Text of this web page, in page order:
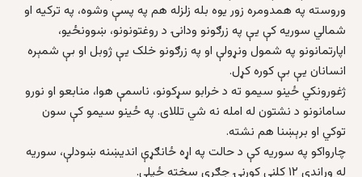
وروسته په همدومره زور يوه بله زلزله هم په پسې وشوه، په ترکيه او
شمالي سوريه کې يې په زرګونو ودانۍ د روغتونونو، ښوونځيو،
اپارتمانونو په شمول ونړولې او په زرګونو خلک يې ژوبل او بې شمېره
انسانان يې بې کوره کړل.
ژغورونکي ځينو سيمو ته د خرابو سړکونو، ناسمې هوا، منابعو او نورو
سامانونو د نشتون له امله نه شي تللای. په ځينو سيمو کې سون
توکي او برېښنا هم نشته.
چارواکو په سوريه کې د حالت په اړه ځانګړې انديښنه ښودلې، سوريه
له وړاندې ۱۲ کلنې کورنۍ جګړې سخته ځپلې.